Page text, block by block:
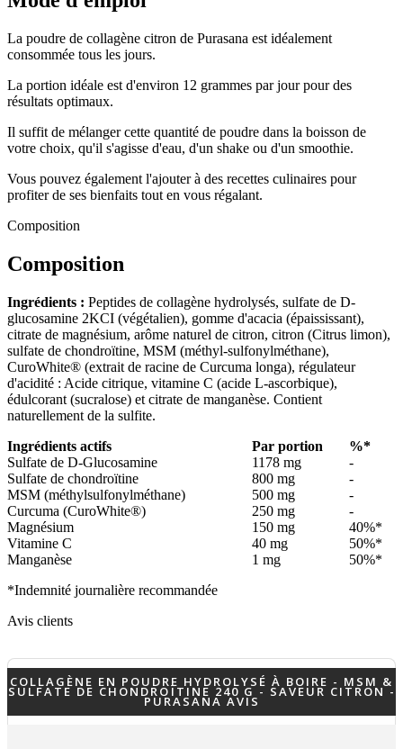
La poudre de collagène citron de Purasana est idéalement
consommée tous les jours.
La portion idéale est d'environ 12 grammes par jour pour des
résultats optimaux.
Il suffit de mélanger cette quantité de poudre dans la boisson de
votre choix, qu'il s'agisse d'eau, d'un shake ou d'un smoothie.
Vous pouvez également l'ajouter à des recettes culinaires pour
profiter de ses bienfaits tout en vous régalant.
Composition
Composition
Ingrédients : Peptides de collagène hydrolysés, sulfate de D-
glucosamine 2KCI (végétalien), gomme d'acacia (épaississant),
citrate de magnésium, arôme naturel de citron, citron (Citrus limon),
sulfate de chondroïtine, MSM (méthyl-sulfonylméthane),
CuroWhite® (extrait de racine de Curcuma longa), régulateur
d'acidité : Acide citrique, vitamine C (acide L-ascorbique),
édulcorant (sucralose) et citrate de manganèse. Contient
naturellement de la sulfite.
Ingrédients actifs
Par portion
%*
Sulfate de D-Glucosamine
1178 mg
-
Sulfate de chondroïtine
800 mg
-
MSM (méthylsulfonylméthane)
500 mg
-
Curcuma (CuroWhite®)
250 mg
-
Magnésium
150 mg
40%*
Vitamine C
40 mg
50%*
Manganèse
1 mg
50%*
*Indemnité journalière recommandée
Avis clients
COLLAGÈNE EN POUDRE HYDROLYSÉ À BOIRE - MSM &
SULFATE DE CHONDROÏTINE 240 G - SAVEUR CITRON -
PURASANA AVIS